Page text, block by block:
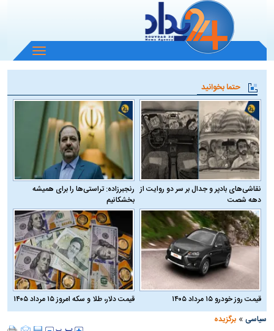
باز
و
منو
حتما بخوانید
نقاشی‌های بادپر و جدال بر سر دو روایت از
دهه شصت
رنجبرزاده: تراستی‌ها را برای همیشه
بخشکانیم
قیمت روز خودرو ۱۵ مرداد ۱۴۰۵
قیمت دلار، طلا و سکه امروز ۱۵ مرداد ۱۴۰۵
سیاسی »برگزیده